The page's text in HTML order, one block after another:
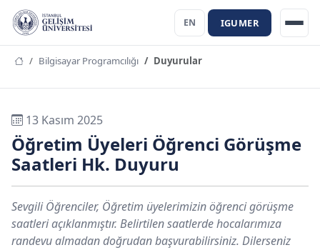
EN IGUMER
Bilgisayar Programcılığı Duyurular
13 Kasım 2025
Öğretim Üyeleri Öğrenci Görüşme
Saatleri Hk. Duyuru
Sevgili Öğrenciler, Öğretim üyelerimizin öğrenci görüşme
saatleri açıklanmıştır. Belirtilen saatlerde hocalarımıza
randevu almadan doğrudan başvurabilirsiniz. Dilerseniz